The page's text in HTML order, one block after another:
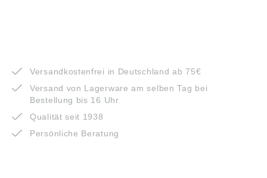
Versandkostenfrei in Deutschland ab 75€
Versand von Lagerware am selben Tag bei
Bestellung bis 16 Uhr
Qualität seit 1938
Persönliche Beratung